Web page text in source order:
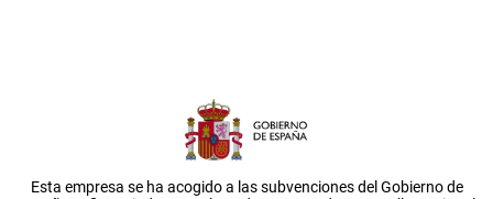
Esta empresa se ha acogido a las subvenciones del Gobierno de